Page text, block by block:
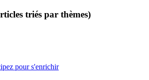
triés par thèmes)